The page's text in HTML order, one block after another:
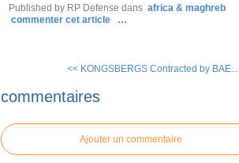
Published by RP Defense dans africa & maghreb
commenter cet article
…
<< KONGSBERGS Contracted by BAE...
commentaires
Ajouter un commentaire